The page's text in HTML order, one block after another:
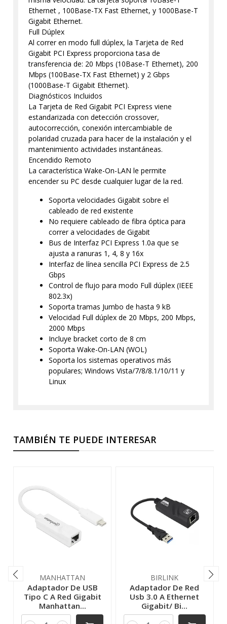
Ethernet , 100Base-TX Fast Ethernet, y 1000Base-T
Gigabit Ethernet.
Full Dúplex
Al correr en modo full dúplex, la Tarjeta de Red
Gigabit PCI Express proporciona tasa de
transferencia de: 20 Mbps (10Base-T Ethernet), 200
Mbps (100Base-TX Fast Ethernet) y 2 Gbps
(1000Base-T Gigabit Ethernet).
Diagnósticos Incluidos
La Tarjeta de Red Gigabit PCI Express viene
estandarizada con detección crossover,
autocorrección, conexión intercambiable de
polaridad cruzada para hacer de la instalación y el
mantenimiento actividades instantáneas.
Encendido Remoto
La característica Wake-On-LAN le permite
encender su PC desde cualquier lugar de la red.
Soporta velocidades Gigabit sobre el
cableado de red existente
No requiere cableado de fibra óptica para
correr a velocidades de Gigabit
Bus de Interfaz PCI Express 1.0a que se
ajusta a ranuras 1, 4, 8 y 16x
Interfaz de línea sencilla PCI Express de 2.5
Gbps
Control de flujo para modo Full dúplex (IEEE
802.3x)
Soporta tramas Jumbo de hasta 9 kB
Velocidad Full dúplex de 20 Mbps, 200 Mbps,
2000 Mbps
Incluye bracket corto de 8 cm
Soporta Wake-On-LAN (WOL)
Soporta los sistemas operativos más
populares; Windows Vista/7/8/8.1/10/11 y
Linux
TAMBIÉN TE PUEDE INTERESAR
MANHATTAN
Adaptador De USB
Tipo C A Red Gigabit
Manhattan...
BIRLINK
Adaptador De Red
Usb 3.0 A Ethernet
Gigabit/ Bi...